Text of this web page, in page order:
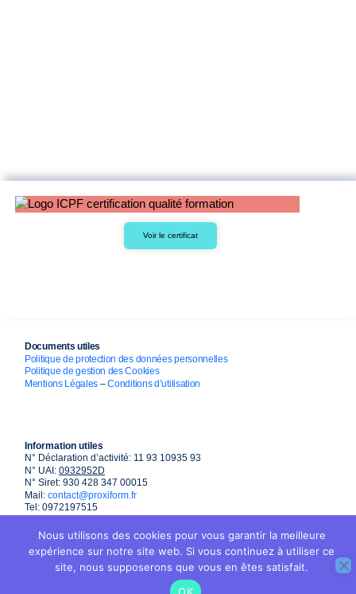
Voir le certificat
Documents utiles
Politique de protection des données personnelles
Politique de gestion des Cookies
Mentions Légales –Conditions d’utilisation
Information utiles
N° Déclaration d’activité: 11 93 10935 93
N° UAI: 0932952D
N° Siret: 930 428 347 00015
Mail: contact@proxiform.fr
Tel: 0972197515
Nous utilisons des cookies pour vous garantir la meilleure
expérience sur notre site web. Si vous continuez à utiliser ce
site, nous supposerons que vous en êtes satisfait.
OK